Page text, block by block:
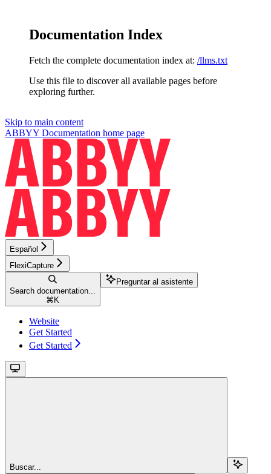
Documentation Index
Fetch the complete documentation index at: /llms.txt
Use this file to discover all available pages before
exploring further.
Skip to main content
ABBYY Documentation home page
Español
FlexiCapture
Search documentation...
⌘ K
Preguntar al asistente
Website
Get Started
Get Started
Buscar...